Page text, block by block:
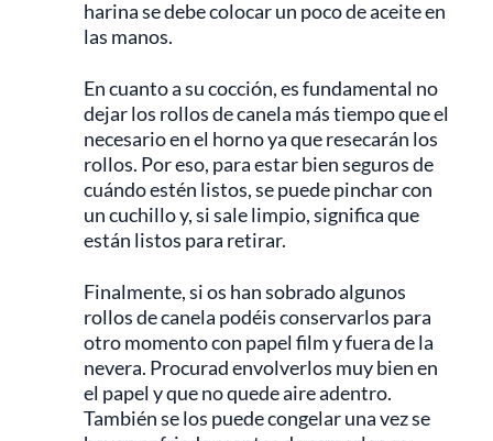
harina se debe colocar un poco de aceite en
las manos.
En cuanto a su cocción, es fundamental no
dejar los rollos de canela más tiempo que el
necesario en el horno ya que resecarán los
rollos. Por eso, para estar bien seguros de
cuándo estén listos, se puede pinchar con
un cuchillo y, si sale limpio, significa que
están listos para retirar.
Finalmente, si os han sobrado algunos
rollos de canela podéis conservarlos para
otro momento con papel film y fuera de la
nevera. Procurad envolverlos muy bien en
el papel y que no quede aire adentro.
También se los puede congelar una vez se